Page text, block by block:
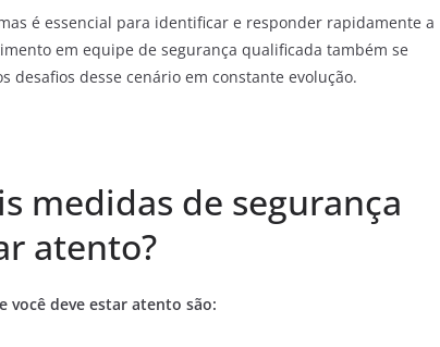
é essencial para identificar e responder rapidamente a
em equipe de segurança qualificada também se
desse cenário em constante evolução.
medidas de segurança
atento?
você deve estar atento são: